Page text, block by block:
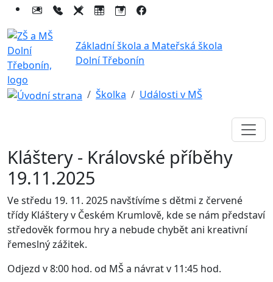
Základní škola a Mateřská škola
Dolní Třebonín
Školka Události v MŠ
Kláštery - Královské příběhy
19.11.2025
Ve středu 19. 11. 2025 navštívíme s dětmi z červené
třídy Kláštery v Českém Krumlově, kde se nám představí
středověk formou hry a nebude chybět ani kreativní
řemeslný zážitek.
Odjezd v 8:00 hod. od MŠ a návrat v 11:45 hod.